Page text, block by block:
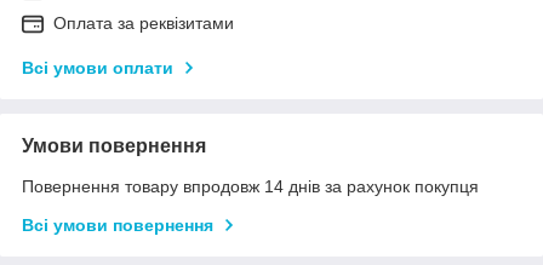
Оплата за реквізитами
Всі умови оплати
Умови повернення
Повернення товару впродовж 14 днів за рахунок покупця
Всі умови повернення